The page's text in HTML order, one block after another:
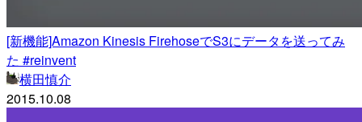
[新機能]Amazon Kinesis FirehoseでS3にデータを送ってみ
た #reinvent
横田慎介
2015.10.08